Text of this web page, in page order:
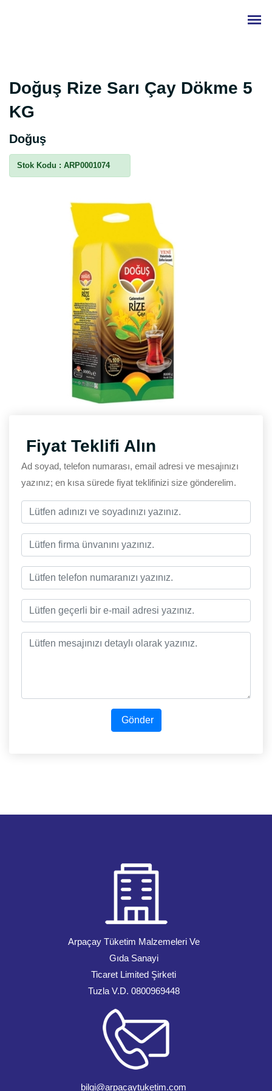
Doğuş Rize Sarı Çay Dökme 5
KG
Doğuş
Stok Kodu : ARP0001074
Fiyat Teklifi Alın
Ad soyad, telefon numarası, email adresi ve mesajınızı
yazınız; en kısa sürede fiyat teklifinizi size gönderelim.
Gönder
Arpaçay Tüketim Malzemeleri Ve
Gıda Sanayi
Ticaret Limited Şirketi
Tuzla V.D. 0800969448
bilgi@arpacaytuketim.com